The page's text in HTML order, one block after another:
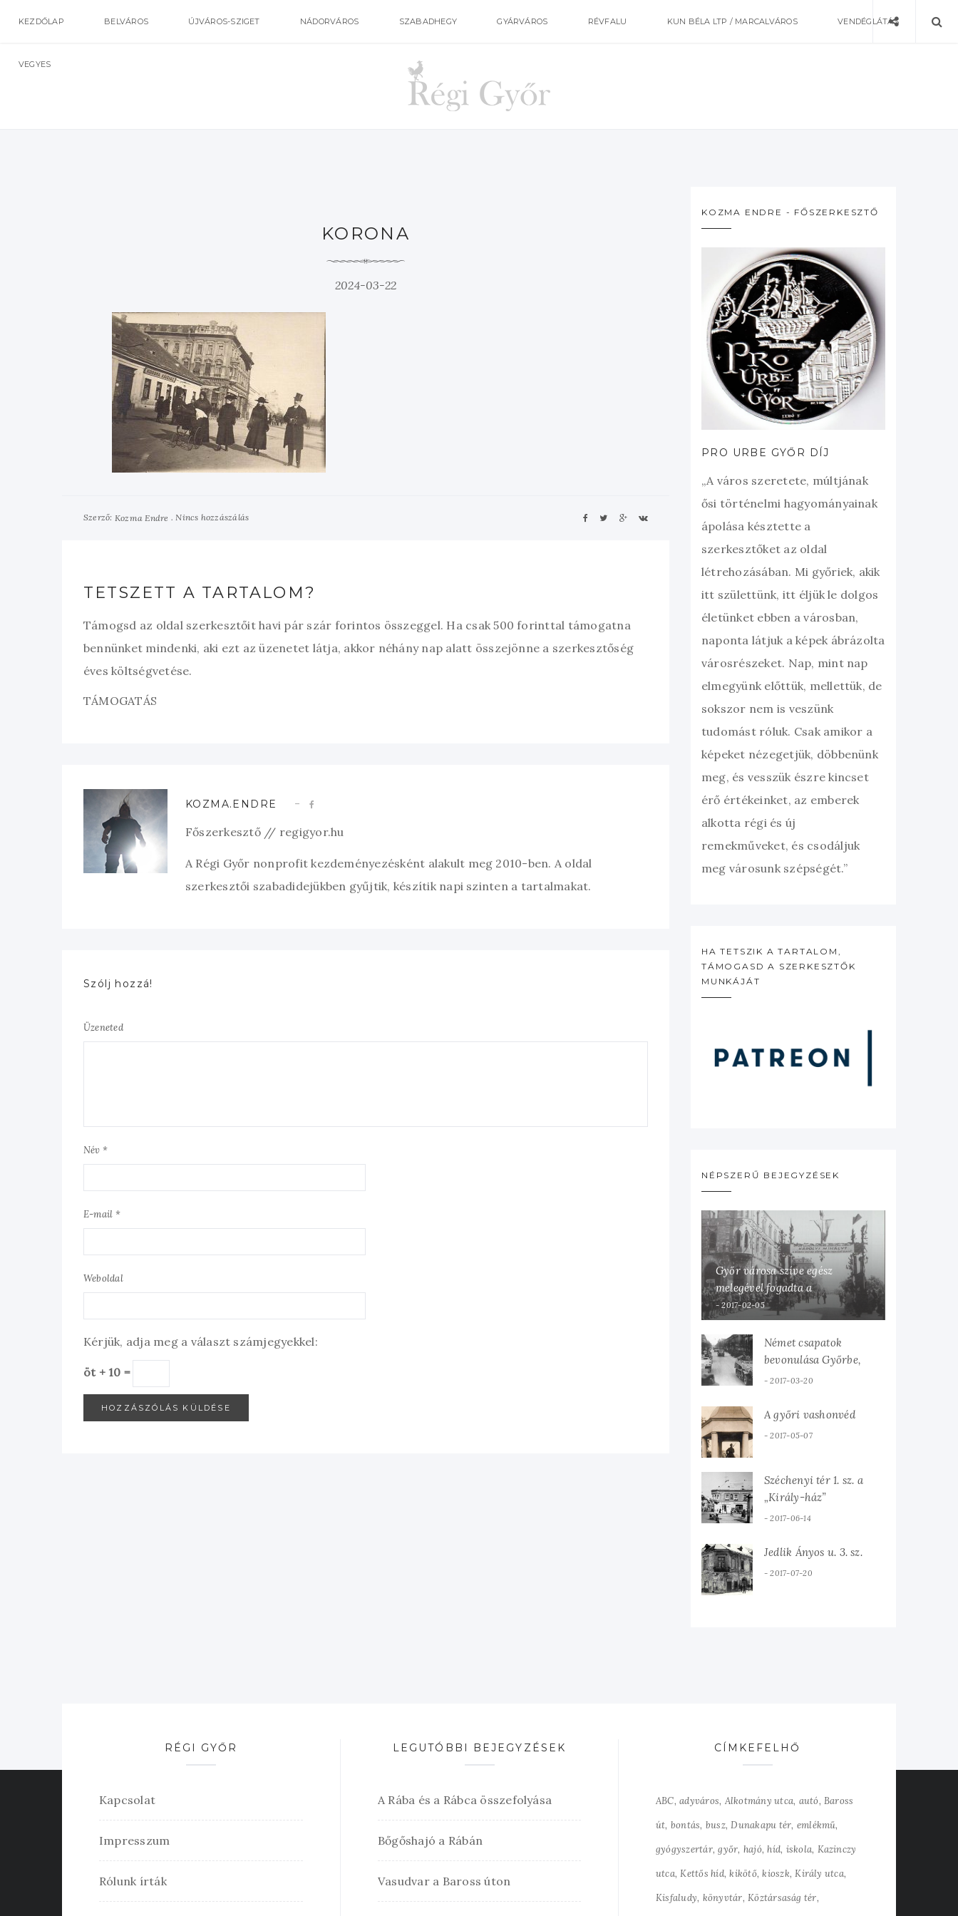
KEZDŐLAP BELVÁROS ÚJVÁROS-SZIGET NÁDORVÁROS SZABADHEGY GYÁRVÁROS RÉVFALU KUN BÉLA LTP / MARCALVÁROS VENDÉGLÁTÁS
VEGYES
KORONA
2024-03-22
Szerző: Kozma Endre Nincs hozzászálás
TETSZETT A TARTALOM?
Támogsd az oldal szerkesztőit havi pár szár forintos összeggel. Ha csak 500 forinttal támogatna
bennünket mindenki, aki ezt az üzenetet látja, akkor néhány nap alatt összejönne a szerkesztőség
éves költségvetése.
TÁMOGATÁS
KOZMA.ENDRE
Főszerkesztő // regigyor.hu
A Régi Győr nonprofit kezdeményezésként alakult meg 2010-ben. A oldal
szerkesztői szabadidejükben gyűjtik, készítik napi szinten a tartalmakat.
Szólj hozzá!
Üzeneted
Név *
E-mail *
Weboldal
Kérjük, adja meg a választ számjegyekkel:
öt + 10 =
KOZMA ENDRE - FŐSZERKESZTŐ
PRO URBE GYŐR DÍJ
„A város szeretete, múltjának
ősi történelmi hagyományainak
ápolása késztette a
szerkesztőket az oldal
létrehozásában. Mi győriek, akik
itt születtünk, itt éljük le dolgos
életünket ebben a városban,
naponta látjuk a képek ábrázolta
városrészeket. Nap, mint nap
elmegyünk előttük, mellettük, de
sokszor nem is veszünk
tudomást róluk. Csak amikor a
képeket nézegetjük, döbbenünk
meg, és vesszük észre kincset
érő értékeinket, az emberek
alkotta régi és új
remekműveket, és csodáljuk
meg városunk szépségét.”
HA TETSZIK A TARTALOM,
TÁMOGASD A SZERKESZTŐK
MUNKÁJÁT
NÉPSZERŰ BEJEGYZÉSEK
Győr városa szíve egész
melegével fogadta a
hazaérkezett Károlyi Mihályt
2017-02-05
Német csapatok
bevonulása Győrbe,
1944. március 19-én.
2017-03-20
A győri vashonvéd
2017-05-07
Széchenyi tér 1. sz. a
„Király-ház”
2017-06-14
Jedlik Ányos u. 3. sz.
2017-07-20
RÉGI GYŐR
Kapcsolat
Impresszum
Rólunk írták
LEGUTÓBBI BEJEGYZÉSEK
A Rába és a Rábca összefolyása
Bőgőshajó a Rábán
Vasudvar a Baross úton
CÍMKEFELHŐ
ABC adyváros Alkotmány utca autó Baross
út bontás busz Dunakapu tér emlékmű
gyógyszertár győr hajó híd iskola Kazinczy
utca Kettős híd kikötő kioszk Király utca
Kisfaludy könyvtár Köztársaság tér